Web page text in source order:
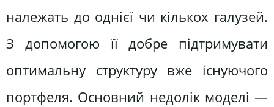
належать до однієї чи кількох галузей.
З допомогою її добре підтримувати
оптимальну структуру вже існуючого
портфеля. Основний недолік моделі —